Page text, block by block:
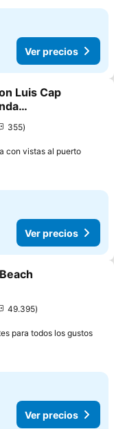
Ver precios
favoritos
Luis Cap
355
con vistas al puerto
Ver precios
favoritos
49.395
para todos los gustosVer
Ver precios